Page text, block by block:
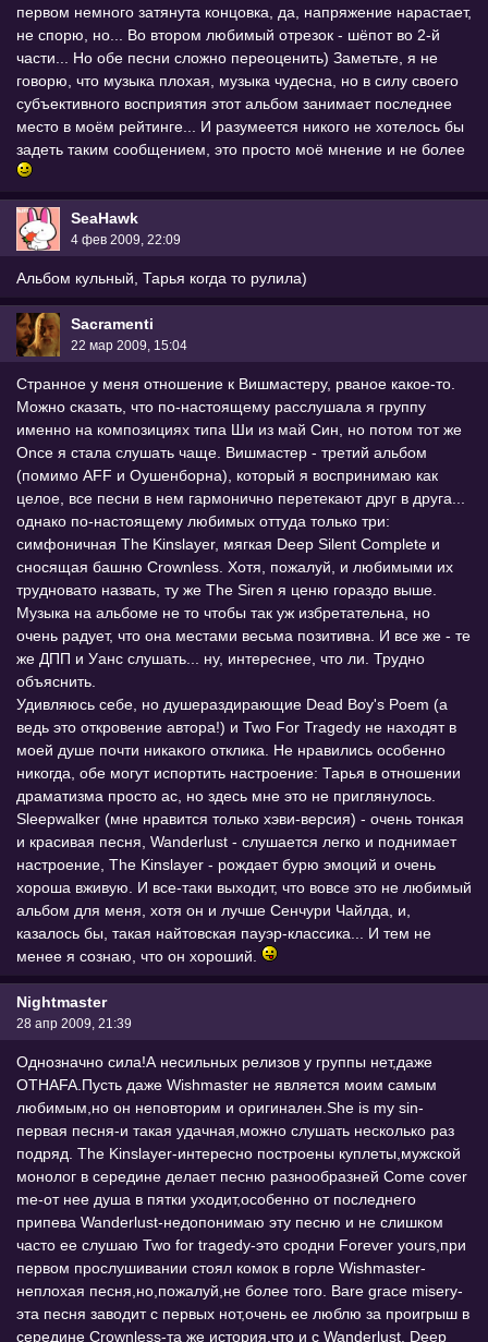
первом немного затянута концовка, да, напряжение нарастает,
не спорю, но... Во втором любимый отрезок - шёпот во 2-й
части... Но обе песни сложно переоценить) Заметьте, я не
говорю, что музыка плохая, музыка чудесна, но в силу своего
субъективного восприятия этот альбом занимает последнее
место в моём рейтинге... И разумеется никого не хотелось бы
задеть таким сообщением, это просто моё мнение и не более
SeaHawk
4 фев 2009, 22:09
Альбом кульный, Тарья когда то рулила)
Sacramenti
22 мар 2009, 15:04
Странное у меня отношение к Вишмастеру, рваное какое-то.
Можно сказать, что по-настоящему расслушала я группу
именно на композициях типа Ши из май Син, но потом тот же
Once я стала слушать чаще. Вишмастер - третий альбом
(помимо AFF и Оушенборна), который я воспринимаю как
целое, все песни в нем гармонично перетекают друг в друга...
однако по-настоящему любимых оттуда только три:
симфоничная The Kinslayer, мягкая Deep Silent Complete и
сносящая башню Crownless. Хотя, пожалуй, и любимыми их
трудновато назвать, ту же The Siren я ценю гораздо выше.
Музыка на альбоме не то чтобы так уж избретательна, но
очень радует, что она местами весьма позитивна. И все же - те
же ДПП и Уанс слушать... ну, интереснее, что ли. Трудно
объяснить.
Удивляюсь себе, но душераздирающие Dead Boy's Poem (а
ведь это откровение автора!) и Two For Tragedy не находят в
моей душе почти никакого отклика. Не нравились особенно
никогда, обе могут испортить настроение: Тарья в отношении
драматизма просто ас, но здесь мне это не приглянулось.
Sleepwalker (мне нравится только хэви-версия) - очень тонкая
и красивая песня, Wanderlust - слушается легко и поднимает
настроение, The Kinslayer - рождает бурю эмоций и очень
хороша вживую. И все-таки выходит, что вовсе это не любимый
альбом для меня, хотя он и лучше Сенчури Чайлда, и,
казалось бы, такая найтовская пауэр-классика... И тем не
менее я сознаю, что он хороший.
Nightmaster
28 апр 2009, 21:39
Однозначно сила!А несильных релизов у группы нет,даже
OTHAFA.Пусть даже Wishmaster не является моим самым
любимым,но он неповторим и оригинален.She is my sin-
первая песня-и такая удачная,можно слушать несколько раз
подряд. The Kinslayer-интересно построены куплеты,мужской
монолог в середине делает песню разнообразней Come cover
me-от нее душа в пятки уходит,особенно от последнего
припева Wanderlust-недопонимаю эту песню и не слишком
часто ее слушаю Two for tragedy-это сродни Forever yours,при
первом прослушивании стоял комок в горле Wishmaster-
неплохая песня,но,пожалуй,не более того. Bare grace misery-
эта песня заводит с первых нот,очень ее люблю за проигрыш в
середине Crownless-та же история,что и с Wanderlust. Deep